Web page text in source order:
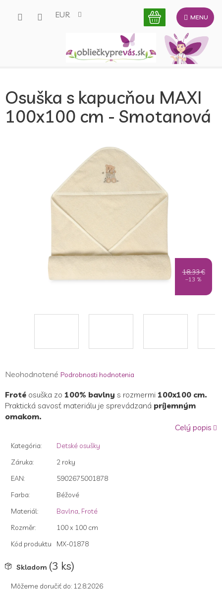
EUR
Osuška s kapucňou MAXI
100x100 cm - Smotanová
18,33 €
–13 %
Priemerné
produktu
je
0,0
hviezdičiek.
Neohodnotené Podrobnosti hodnotenia
Froté osuška zo 100% bavlny s rozmermi 100x100 cm.
Praktická savosť materiálu je sprevádzaná príjemným
omakom.
Celý popis
Kategória:
Detské osušky
Záruka:
2 roky
EAN:
5902675001878
Farba:
Béžové
Materiál: Bavlna, Froté
Rozměr:
100 x 100 cm
Kód produktu
MX-01878
Skladom (3 ks)
Môžeme doručiť do: 12.8.2026